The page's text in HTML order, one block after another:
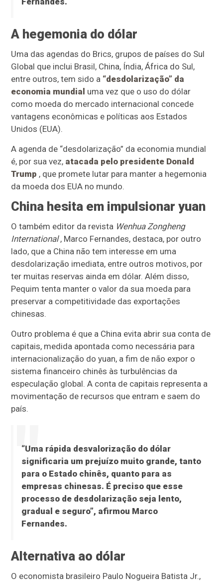
A hegemonia do dólar
Uma das agendas do Brics, grupos de países do Sul
Global que inclui Brasil, China, Índia, África do Sul,
entre outros, tem sido a “desdolarização” da
economia mundial uma vez que o uso do dólar
como moeda do mercado internacional concede
vantagens econômicas e políticas aos Estados
Unidos (EUA).
A agenda de “desdolarização” da economia mundial
é, por sua vez, atacada pelo presidente Donald
Trump , que promete lutar para manter a hegemonia
da moeda dos EUA no mundo.
China hesita em impulsionar yuan
O também editor da revista Wenhua Zongheng
International, Marco Fernandes, destaca, por outro
lado, que a China não tem interesse em uma
desdolarização imediata, entre outros motivos, por
ter muitas reservas ainda em dólar. Além disso,
Pequim tenta manter o valor da sua moeda para
preservar a competitividade das exportações
chinesas.
Outro problema é que a China evita abrir sua conta de
capitais, medida apontada como necessária para
internacionalização do yuan, a fim de não expor o
sistema financeiro chinês às turbulências da
especulação global. A conta de capitais representa a
movimentação de recursos que entram e saem do
país.
“Uma rápida desvalorização do dólar
significaria um prejuízo muito grande, tanto
para o Estado chinês, quanto para as
empresas chinesas. É preciso que esse
processo de desdolarização seja lento,
gradual e seguro”, afirmou Marco
Fernandes.
Alternativa ao dólar
O economista brasileiro Paulo Nogueira Batista Jr.,